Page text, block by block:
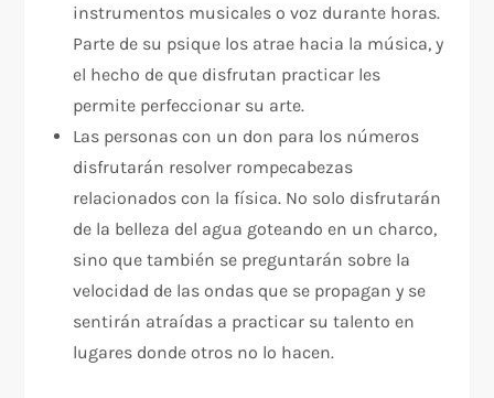
instrumentos musicales o voz durante horas.
Parte de su psique los atrae hacia la música, y
el hecho de que disfrutan practicar les
permite perfeccionar su arte.
Las personas con un don para los números
disfrutarán resolver rompecabezas
relacionados con la física. No solo disfrutarán
de la belleza del agua goteando en un charco,
sino que también se preguntarán sobre la
velocidad de las ondas que se propagan y se
sentirán atraídas a practicar su talento en
lugares donde otros no lo hacen.